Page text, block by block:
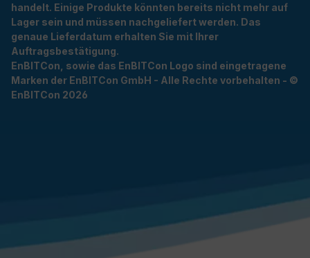
handelt. Einige Produkte könnten bereits nicht mehr auf
Lager sein und müssen nachgeliefert werden. Das
genaue Lieferdatum erhalten Sie mit Ihrer
Auftragsbestätigung.
EnBITCon, sowie das EnBITCon Logo sind eingetragene
Marken der EnBITCon GmbH - Alle Rechte vorbehalten - ©
EnBITCon 2026